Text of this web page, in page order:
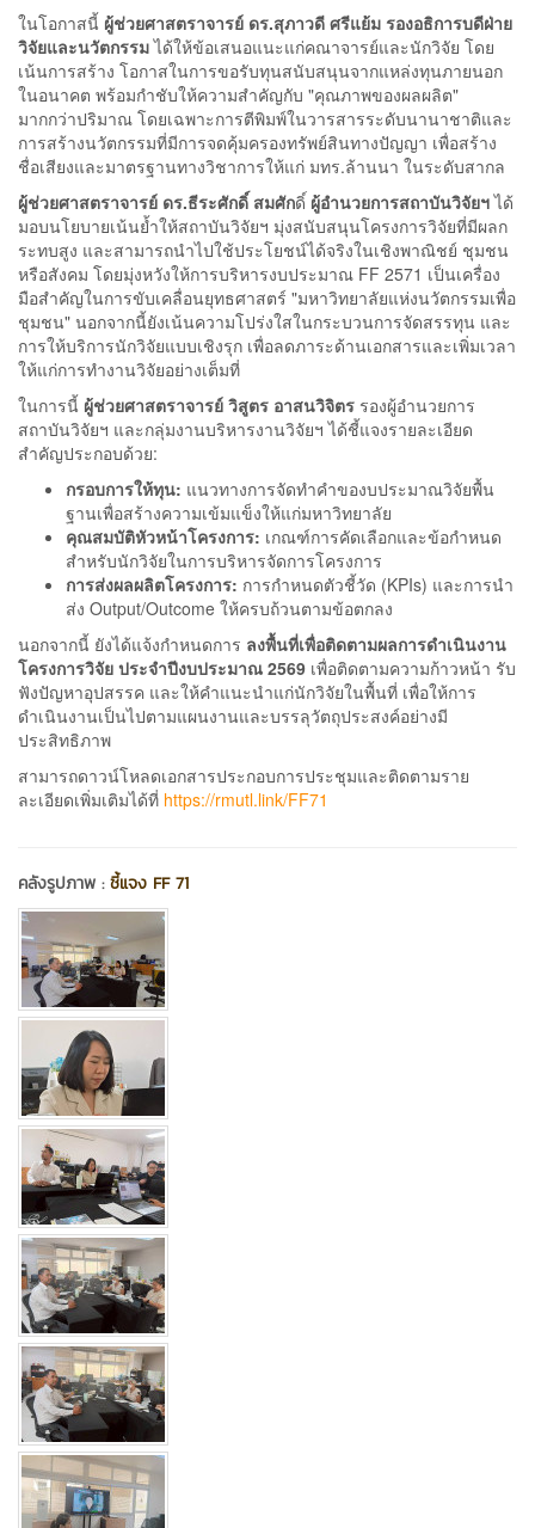
ในโอกาสนี้ ผู้ช่วยศาสตราจารย์ ดร.สุภาวดี ศรีแย้ม รองอธิการบดีฝ่าย
วิจัยและนวัตกรรมได้ให้ข้อเสนอแนะแก่คณาจารย์และนักวิจัย โดย
เน้นการสร้าง โอกาสในการขอรับทุนสนับสนุนจากแหล่งทุนภายนอก
ในอนาคต พร้อมกำชับให้ความสำคัญกับ "คุณภาพของผลผลิต"
มากกว่าปริมาณ โดยเฉพาะการตีพิมพ์ในวารสารระดับนานาชาติและ
การสร้างนวัตกรรมที่มีการจดคุ้มครองทรัพย์สินทางปัญญา เพื่อสร้าง
ชื่อเสียงและมาตรฐานทางวิชาการให้แก่ มทร.ล้านนา ในระดับสากล
ผู้ช่วยศาสตราจารย์ ดร.ธีระศักดิ์ สมศักดิ์ ผู้อำนวยการสถาบันวิจัยฯได้
มอบนโยบายเน้นย้ำให้สถาบันวิจัยฯ มุ่งสนับสนุนโครงการวิจัยที่มีผลก
ระทบสูง และสามารถนำไปใช้ประโยชน์ได้จริงในเชิงพาณิชย์ ชุมชน
หรือสังคม โดยมุ่งหวังให้การบริหารงบประมาณ FF 2571 เป็นเครื่อง
มือสำคัญในการขับเคลื่อนยุทธศาสตร์ "มหาวิทยาลัยแห่งนวัตกรรมเพื่อ
ชุมชน" นอกจากนี้ยังเน้นความโปร่งใสในกระบวนการจัดสรรทุน และ
การให้บริการนักวิจัยแบบเชิงรุก เพื่อลดภาระด้านเอกสารและเพิ่มเวลา
ให้แก่การทำงานวิจัยอย่างเต็มที่
ในการนี้ ผู้ช่วยศาสตราจารย์ วิสูตร อาสนวิจิตร รองผู้อำนวยการ
สถาบันวิจัยฯ และกลุ่มงานบริหารงานวิจัยฯ ได้ชี้แจงรายละเอียด
สำคัญประกอบด้วย:
กรอบการให้ทุน: แนวทางการจัดทำคำของบประมาณวิจัยพื้น
ฐานเพื่อสร้างความเข้มแข็งให้แก่มหาวิทยาลัย
คุณสมบัติหัวหน้าโครงการ: เกณฑ์การคัดเลือกและข้อกำหนด
สำหรับนักวิจัยในการบริหารจัดการโครงการ
การส่งผลผลิตโครงการ: การกำหนดตัวชี้วัด (KPIs) และการนำ
ส่ง Output/Outcome ให้ครบถ้วนตามข้อตกลง
นอกจากนี้ ยังได้แจ้งกำหนดการ ลงพื้นที่เพื่อติดตามผลการดำเนินงาน
โครงการวิจัย ประจำปีงบประมาณ 2569 เพื่อติดตามความก้าวหน้า รับ
ฟังปัญหาอุปสรรค และให้คำแนะนำแก่นักวิจัยในพื้นที่ เพื่อให้การ
ดำเนินงานเป็นไปตามแผนงานและบรรลุวัตถุประสงค์อย่างมี
ประสิทธิภาพ
สามารถดาวน์โหลดเอกสารประกอบการประชุมและติดตามราย
ละเอียดเพิ่มเติมได้ที่ https://rmutl.link/FF71
คลังรูปภาพ :ชี้แจง FF 71